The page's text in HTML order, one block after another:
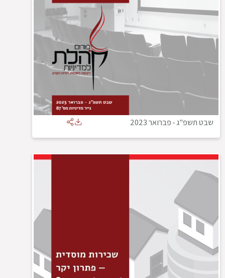
שבט תשפ"ג-פברואר 2023